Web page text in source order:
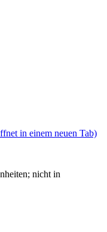
in einem neuen Tab)
nicht in